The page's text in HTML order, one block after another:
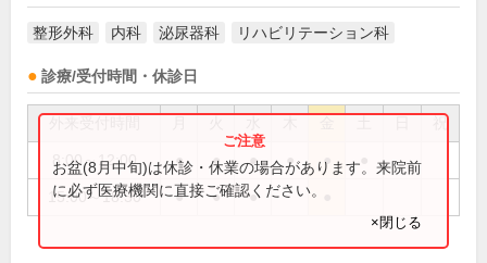
整形外科 内科 泌尿器科 リハビリテーション科
診療/受付時間・休診日
祝
8:00～12:00 ● ● ● ● ●
15:00～18:30 ● ● ●
お盆(8月中旬)は休診・休業の場合があります。来院前
に必ず医療機関に直接ご確認ください。
×閉じる